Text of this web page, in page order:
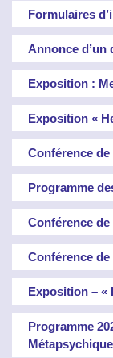
Formulaires
Annonce d’un
Exposition :
Exposition «
Conférence
Programme
Conférence de
Conférence
Exposition – «
Programme